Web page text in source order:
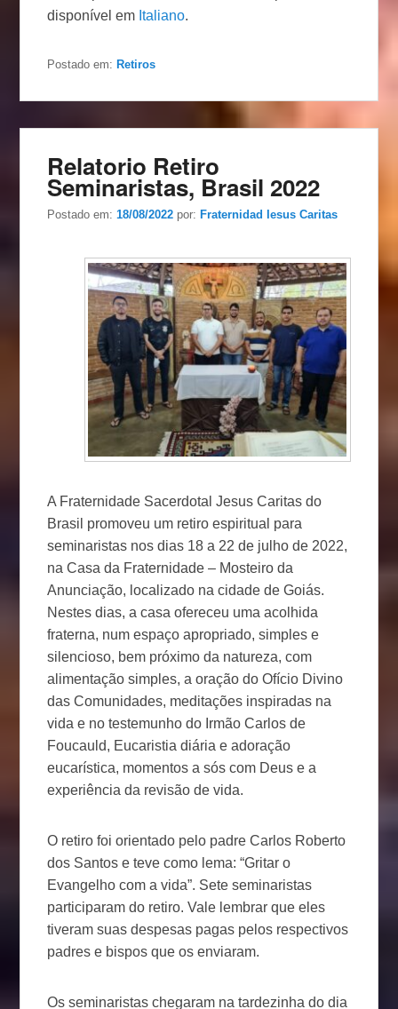
disponível em Italiano.
Postado em: Retiros
Relatorio Retiro
Seminaristas, Brasil 2022
Postado em:18/08/2022 por:Fraternidad Iesus Caritas
A Fraternidade Sacerdotal Jesus Caritas do
Brasil promoveu um retiro espiritual para
seminaristas nos dias 18 a 22 de julho de 2022,
na Casa da Fraternidade – Mosteiro da
Anunciação, localizado na cidade de Goiás.
Nestes dias, a casa ofereceu uma acolhida
fraterna, num espaço apropriado, simples e
silencioso, bem próximo da natureza, com
alimentação simples, a oração do Ofício Divino
das Comunidades, meditações inspiradas na
vida e no testemunho do Irmão Carlos de
Foucauld, Eucaristia diária e adoração
eucarística, momentos a sós com Deus e a
experiência da revisão de vida.
O retiro foi orientado pelo padre Carlos Roberto
dos Santos e teve como lema: “Gritar o
Evangelho com a vida”. Sete seminaristas
participaram do retiro. Vale lembrar que eles
tiveram suas despesas pagas pelos respectivos
padres e bispos que os enviaram.
Os seminaristas chegaram na tardezinha do dia